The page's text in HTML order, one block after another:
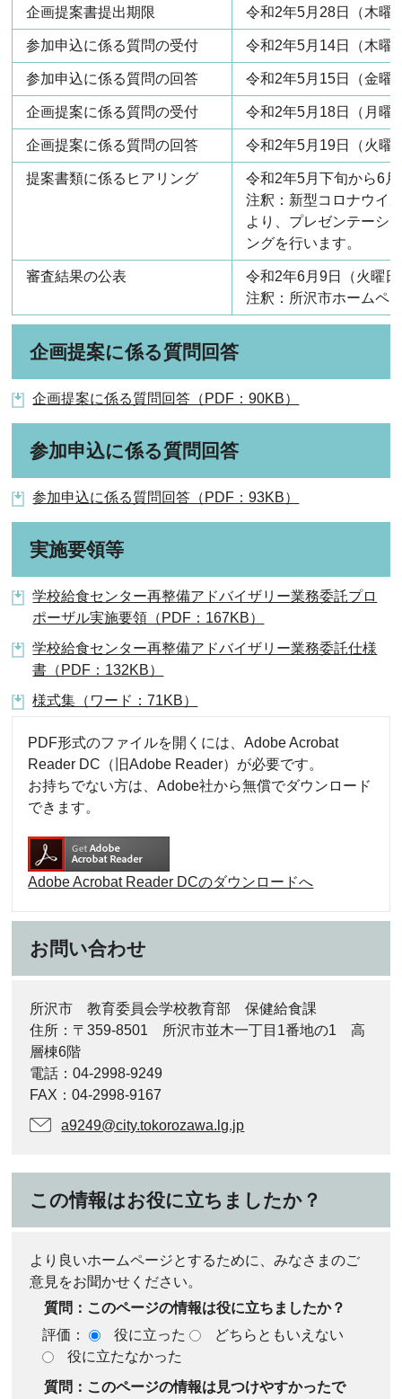
企画提案書提出期限 令和2年5月28日（木曜
参加申込に係る質問の受付 令和2年5月14日（木曜
参加申込に係る質問の回答 令和2年5月15日（金曜
企画提案に係る質問の受付 令和2年5月18日（月曜
企画提案に係る質問の回答 令和2年5月19日（火曜
提案書類に係るヒアリング
令和2年5月下旬から6
注釈：新型コロナウイ
より、プレゼンテーシ
ングを行います。
審査結果の公表
令和2年6月9日（火曜
注釈：所沢市ホームペ
企画提案に係る質問回答
企画提案に係る質問回答（PDF：90KB）
参加申込に係る質問回答
参加申込に係る質問回答（PDF：93KB）
実施要領等
学校給食センター再整備アドバイザリー業務委託プロ
ポーザル実施要領（PDF：167KB）
学校給食センター再整備アドバイザリー業務委託仕様
書（PDF：132KB）
様式集（ワード：71KB）
PDF形式のファイルを開くには、Adobe Acrobat
Reader DC（旧Adobe Reader）が必要です。
お持ちでない方は、Adobe社から無償でダウンロード
できます。
Adobe Acrobat Reader DCのダウンロードへ
お問い合わせ
所沢市 教育委員会学校教育部 保健給食課
住所：〒359-8501 所沢市並木一丁目1番地の1 高
層棟6階
電話：04-2998-9249
FAX：04-2998-9167
a9249@city.tokorozawa.lg.jp
この情報はお役に立ちましたか？
より良いホームページとするために、みなさまのご
意見をお聞かせください。
質問：このページの情報は役に立ちましたか？
評価：
役に立った
どちらともいえない
役に立たなかった
質問：このページの情報は見つけやすかったで